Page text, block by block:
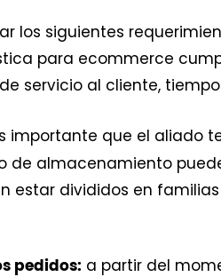
los siguientes
para ecommerce
servicio al cliente,
importante que el aliado
de almacenamiento
estar divididos en
pedidos: a partir del